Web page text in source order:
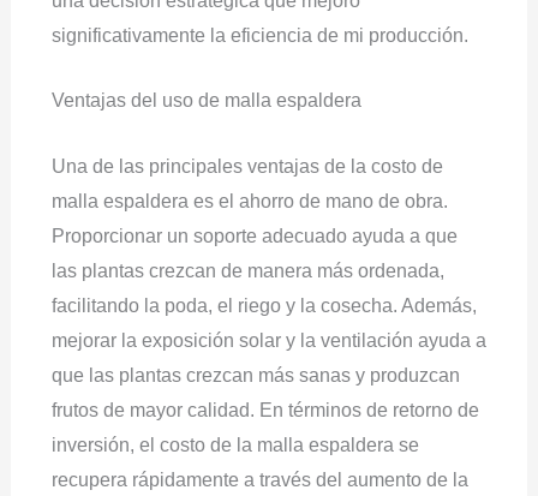
significativamente la eficiencia de mi producción.
Ventajas del uso de malla espaldera
Una de las principales ventajas de la costo de
malla espaldera es el ahorro de mano de obra.
Proporcionar un soporte adecuado ayuda a que
las plantas crezcan de manera más ordenada,
facilitando la poda, el riego y la cosecha. Además,
mejorar la exposición solar y la ventilación ayuda a
que las plantas crezcan más sanas y produzcan
frutos de mayor calidad. En términos de retorno de
inversión, el costo de la malla espaldera se
recupera rápidamente a través del aumento de la